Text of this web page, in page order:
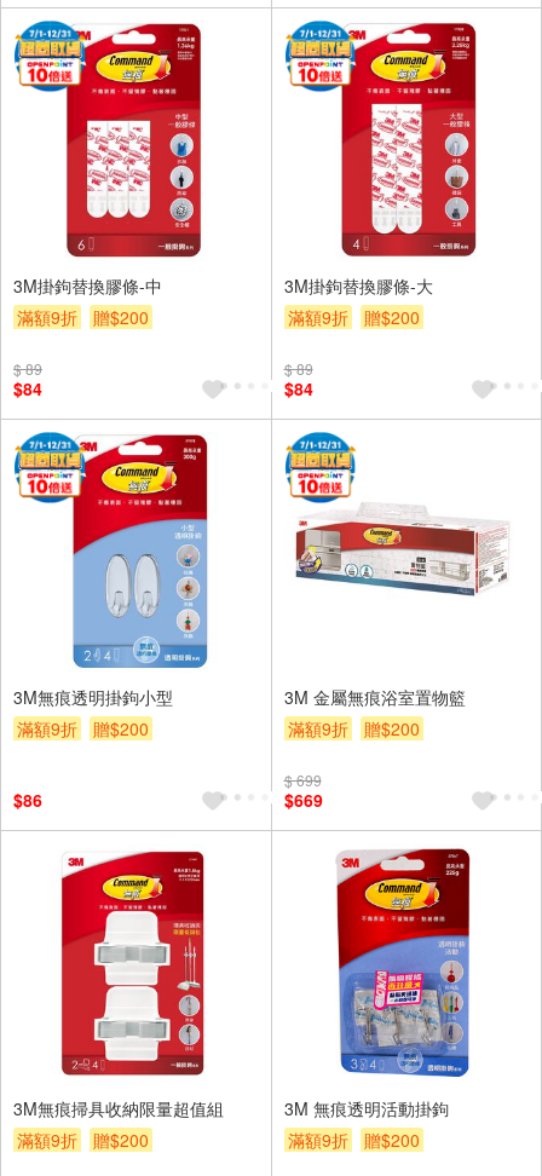
3M掛鉤替換膠條-中
滿額9折
贈$200
$ 89
$84
3M掛鉤替換膠條-大
滿額9折
贈$200
$ 89
$84
3M無痕透明掛鉤小型
滿額9折
贈$200
$86
3M 金屬無痕浴室置物籃
滿額9折
贈$200
$ 699
$669
3M無痕掃具收納限量超值組
滿額9折
贈$200
3M 無痕透明活動掛鉤
滿額9折
贈$200